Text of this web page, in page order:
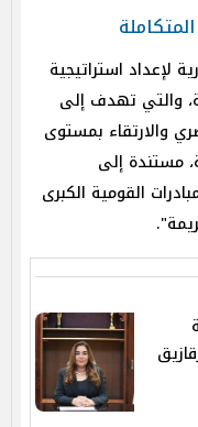
لإعداد استراتيجية
والتي تهدف إلى
والارتقاء بمستوى
مستندة إلى
القومية الكبرى